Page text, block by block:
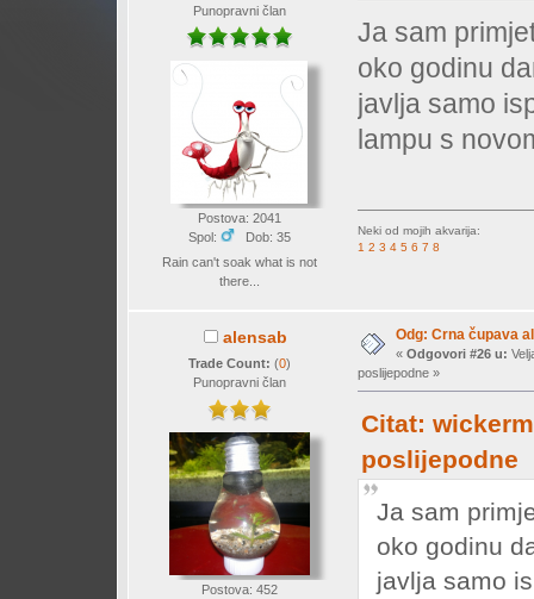
Punopravni član
Postova: 2041
Spol:
Dob: 35
Rain can't soak what is not
there...
Ja sam
oko godinu
javlja samo
lampu s
Neki od mojih akvarija:
1 2 3 4 5 6 7 8
alensab
Trade Count: (0)
Punopravni član
Postova: 452
Odg: Crna čupava
« Odgovori #26 u:
poslijepodne »
Citat:
poslijepodne
Ja sam
oko godinu
javlja samo